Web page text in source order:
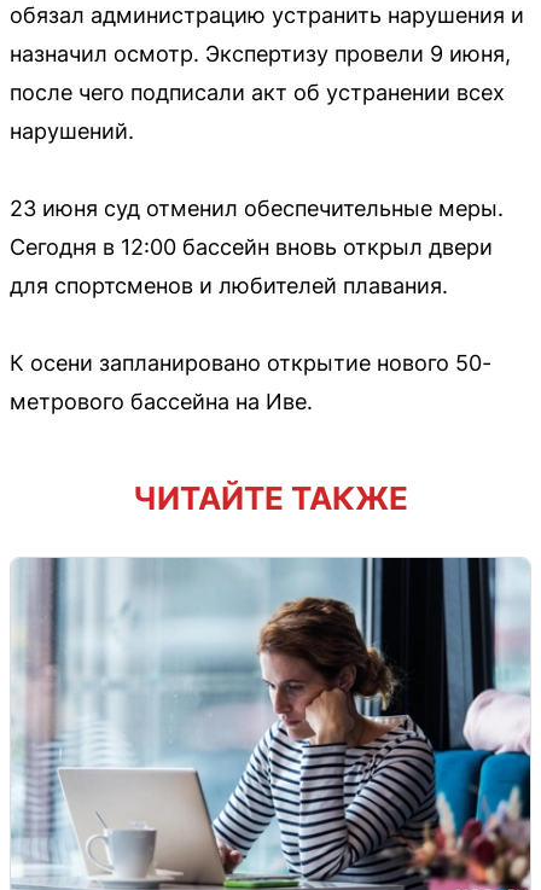
обязал администрацию устранить нарушения и
назначил осмотр. Экспертизу провели 9 июня,
после чего подписали акт об устранении всех
нарушений.
23 июня суд отменил обеспечительные меры.
Сегодня в 12:00 бассейн вновь открыл двери
для спортсменов и любителей плавания.
К осени запланировано открытие нового 50-
метрового бассейна на Иве.
ЧИТАЙТЕ ТАКЖЕ